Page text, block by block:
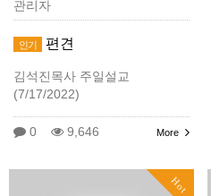
관리자
인기 편견
김석진목사 주일설교
(7/17/2022)
0 9,646 More
Hot